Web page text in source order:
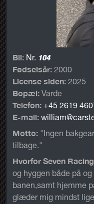
Bil: Nr. 104
Fødselsår: 2000
License siden: 2025
Bopæl: Varde
Telefon: +45 2619
E-mail:
Motto: "Ingen
tilbage."
Hvorfor Seven
og hyggen både på
banen,samt hjemme
glæder mig mindst